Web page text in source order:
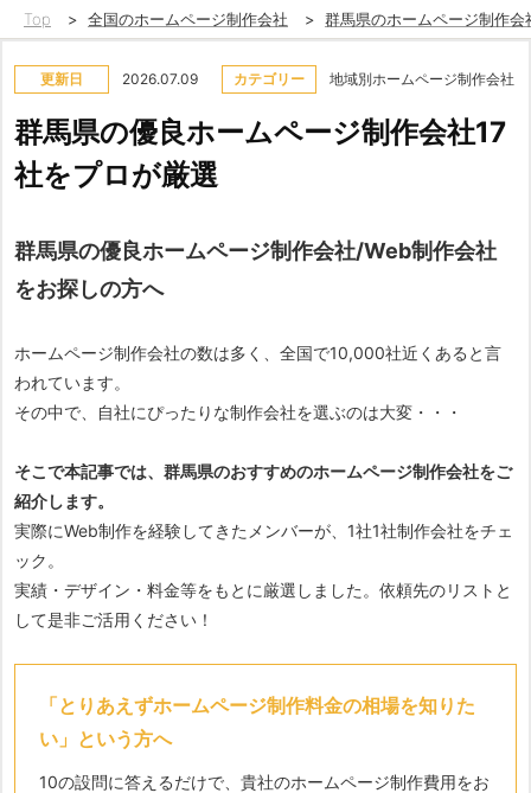
Top > 全国のホームページ制作会社 > 群馬県のホームページ制作会
更新日 2026.07.09 カテゴリー 地域別ホームページ制作会社
群馬県の優良ホームページ制作会社17
社をプロが厳選
群馬県の優良ホームページ制作会社/Web制作会社
をお探しの方へ
ホームページ制作会社の数は多く、全国で10,000社近くあると言
われています。
その中で、自社にぴったりな制作会社を選ぶのは大変・・・
そこで本記事では、群馬県のおすすめのホームページ制作会社をご
紹介します。
実際にWeb制作を経験してきたメンバーが、1社1社制作会社をチェ
ック。
実績・デザイン・料金等をもとに厳選しました。依頼先のリストと
して是非ご活用ください！
「とりあえずホームページ制作料金の相場を知りた
い」という方へ
10の設問に答えるだけで、貴社のホームページ制作費用をお